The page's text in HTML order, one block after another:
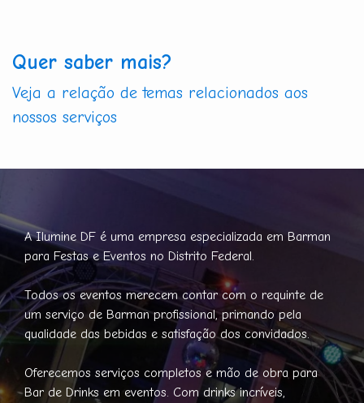
Quer saber mais?
Veja a relação de temas relacionados aos
nossos serviços
A Ilumine DF é uma empresa especializada em Barman
para Festas e Eventos no Distrito Federal.
Todos os eventos merecem contar com o requinte de
um serviço de Barman profissional, primando pela
qualidade das bebidas e satisfação dos convidados.
Oferecemos serviços completos e mão de obra para
Bar de Drinks em eventos. Com drinks incríveis,